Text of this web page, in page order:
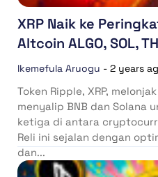
XRP Naik ke
Altcoin ALGO, SOL,
Ikemefula Aruogu - 2 years
Token Ripple, XRP,
menyalip BNB dan Solana
ketiga di antara
Reli ini sejalan dengan
dan...